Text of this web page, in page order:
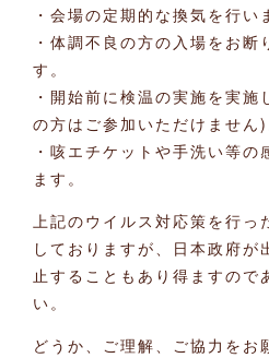
・会場の定期的な換気を行い
・体調不良の方の入場をお断
す。
・開始前に検温の実施を実
の方はご参加いただけません)
・咳エチケットや手洗い等の
ます。
上記のウイルス対応策を行っ
しておりますが、日本政府が
止することもあり得ますので
い。
どうか、ご理解、ご協力をお